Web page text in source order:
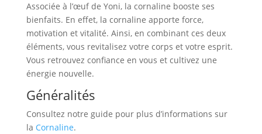
Associée à l’œuf de Yoni, la cornaline booste ses
bienfaits. En effet, la cornaline apporte force,
motivation et vitalité. Ainsi, en combinant ces deux
éléments, vous revitalisez votre corps et votre esprit.
Vous retrouvez confiance en vous et cultivez une
énergie nouvelle.
Généralités
Consultez notre guide pour plus d’informations sur
la Cornaline.